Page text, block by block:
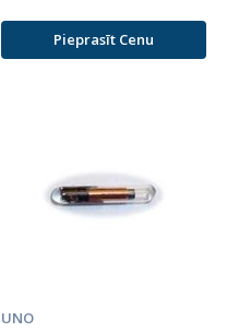
Pieprasīt Cenu
UNO